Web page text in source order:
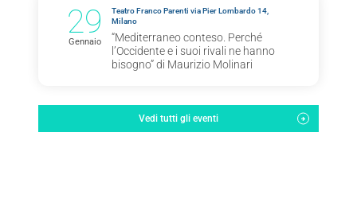
29
Gennaio
Teatro Franco Parenti via Pier Lombardo 14,
Milano
“Mediterraneo conteso. Perché
l’Occidente e i suoi rivali ne hanno
bisogno” di Maurizio Molinari
Vedi tutti gli eventi